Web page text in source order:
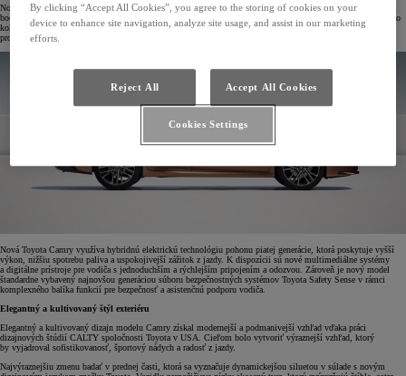
Nový štýl vozidla okamžite zapôsobí dynamickou prednou časťou, ostro tvarovanými svetlami a výraznými
bočnými líniami, ktoré sa tiahnu po celej dĺžke karosérie. Vo vnútri nový vzhľad ponúka charakter otvoreného
kokpitu pre vodiča i spolujazdca, pričom mimoriadne úsilie bolo venované navodeniu luxusného dojmu
prostredníctvom efektu dokonalej harmónie čalúnenia, materiálov a povrchov.
Nová Toyota Camry využíva hybridnú elektrickú technológiu pohonu piatej generácie, ktorá poskytuje vyšší
výkon, nižšiu spotrebu paliva a uspokojivejší zážitok z jazdy. K dispozícii sú nové multimediálne systémy
a digitálne prístroje pre vodiča s jednoduchším a rýchlejším pripojením a odozvou. Zároveň je nový model
štandardne vybavený najnovšou generáciou súboru bezpečnostných systémov Toyota Safety Sense v rámci
komplexného balíka funkcií pre bezpečnosť a asistenčnú podporu vodiča.
Elegantný a kultivovaný štýl exteriéru
Elegantný a kultivovaný dizajn modelu Camry získal modernejší a podmanivejší vzhľad vďaka práci
dizajnových štúdií CALTY spoločnosti Toyota v USA. Cieľom bolo vytvoriť výraznejší vzhľad, ktorý
by vyjadroval sofistikovanosť, športový nádych a radosť z jazdy.
Najvýraznejšiu zmenu badať v prednej časti, ktorá sa vyznačuje dynamickejšou siluetou v súlade s novým
By clicking “Accept All Cookies”, you agree to the storing of cookies on your
device to enhance site navigation, analyze site usage, and assist in our marketing
efforts.
Reject All Accept All Cookies
Cookies Settings